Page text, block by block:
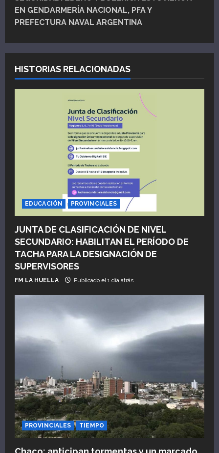
a
i
ó
r
a
d
a
EN GENDARMERÍA NACIONAL, PFA Y
PREFECTURA NAVAL ARGENTINA
HISTORIAS RELACIONADAS
EDUCACIÓN PROVINCIALES
JUNTA DE CLASIFICACIÓN DE NIVEL
SECUNDARIO: HABILITAN EL PERÍODO DE
TACHA PARA LA DESIGNACIÓN DE
SUPERVISORES
FM LA HUELLA Publicado el 1 día atrás
PROVINCIALES TIEMPO